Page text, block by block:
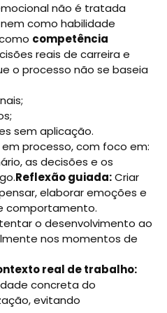
não é tratada
como habilidade
competência
reais de carreira e
o processo não se baseia
sem aplicação.
processo, com foco em:
as decisões e os
Reflexão guiada:Criar
elaborar emoções e
comportamento.
o desenvolvimento ao
nos momentos de
real de trabalho:
concreta do
evitando